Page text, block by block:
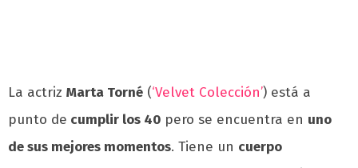
La actriz Marta Torné (‘Velvet Colección’) está a
punto de cumplir los 40 pero se encuentra en uno
de sus mejores momentos. Tiene un cuerpo